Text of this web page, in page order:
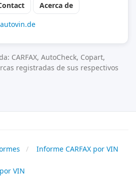
Acerca de
CARFAX, AutoCheck, Copart,
registradas de sus respectivos
Informe CARFAX por VIN
VIN